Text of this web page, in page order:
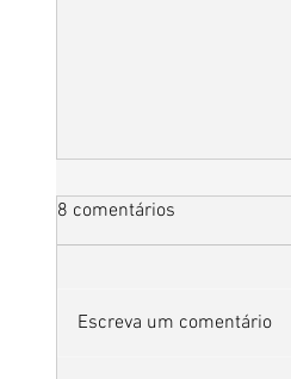
8 comentários
Escreva um comentário